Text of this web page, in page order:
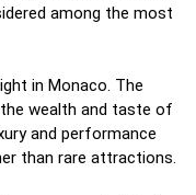
among the most
in Monaco. The
wealth and taste of
and performance
than rare attractions.